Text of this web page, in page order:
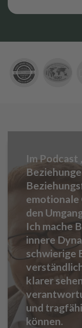
Im Podcast
emotionale
den
Ich mache
innere
schwierige
klarer
und
können.